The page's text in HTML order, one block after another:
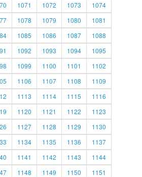
1071 1072 1073
1074
1078 1079 1080
1081
1085 1086 1087
1088
1092 1093 1094
1095
1099 1100 1101
1102
1106 1107 1108
1109
1113 1114 1115
1116
1120 1121 1122
1123
1127 1128 1129
1130
1134 1135 1136
1137
1141 1142 1143
1144
1148 1149 1150
1151